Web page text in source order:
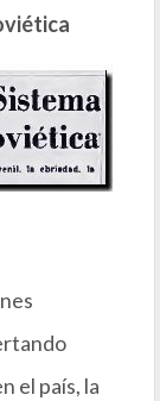
el país, la